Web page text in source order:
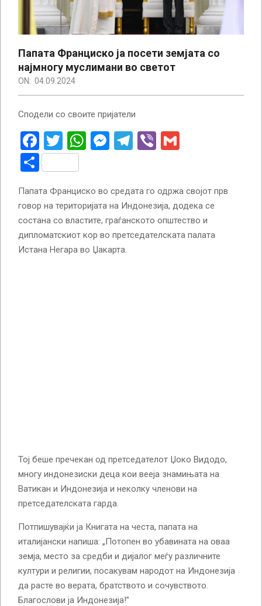
Папата Франциско ја посети земјата со
најмногу муслимани во светот
ON: 04.09.2024
Сподели со своите пријатели
Facebook
Twitter
WhatsApp
Messenger
Telegram
Viber
Share
Папата Франциско во средата го одржа својот прв
говор на територијата на Индонезија, додека се
состана со властите, граѓанското општество и
дипломатскиот кор во претседателската палата
Истана Негара во Џакарта.
Тој беше пречекан од претседателот Џоко Видодо,
многу индонезиски деца кои вееја знамињата на
Ватикан и Индонезија и неколку членови на
претседателската гарда.
Потпишувајќи ја Книгата на честа, папата на
италијански напиша: „Потопен во убавината на оваа
земја, место за средби и дијалог меѓу различните
култури и религии, посакувам народот на Индонезија
да расте во верата, братството и сочувството.
Благослови ја Индонезија!”